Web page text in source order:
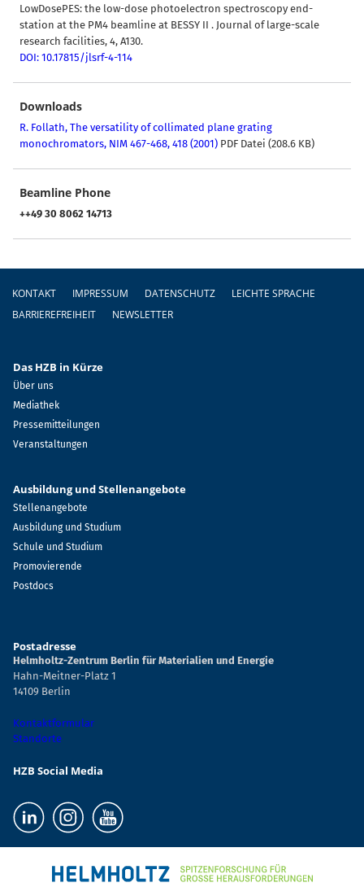
LowDosePES: the low-dose photoelectron spectroscopy end-
station at the PM4 beamline at BESSY II . Journal of large-scale
research facilities, 4, A130.
DOI: 10.17815/jlsrf-4-114
Downloads
R. Follath, The versatility of collimated plane grating
monochromators, NIM 467-468, 418 (2001) PDF Datei (208.6 KB)
Beamline Phone
++49 30 8062 14713
Fußzeile
KONTAKT IMPRESSUM DATENSCHUTZ
LEICHTE SPRACHE
BARRIEREFREIHEIT
NEWSLETTER
Das HZB in Kürze
Über uns
Mediathek
Pressemitteilungen
Veranstaltungen
Ausbildung und Stellenangebote
Stellenangebote
Ausbildung und Studium
Schule und Studium
Promovierende
Postdocs
Postadresse
Helmholtz-Zentrum Berlin für Materialien und Energie
Hahn-Meitner-Platz 1
14109 Berlin
Kontaktformular
Standorte
HZB Social Media